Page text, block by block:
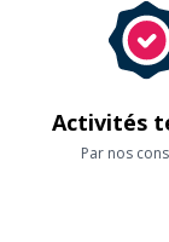
Activités
Par nos